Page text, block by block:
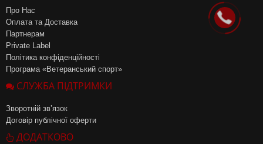
Про Нас
Оплата та Доставка
Партнерам
Private Label
Політика конфіденційності
Програма «Ветеранський спорт»
СЛУЖБА ПІДТРИМКИ
Зворотній зв’язок
Договір публічної оферти
ДОДАТКОВО